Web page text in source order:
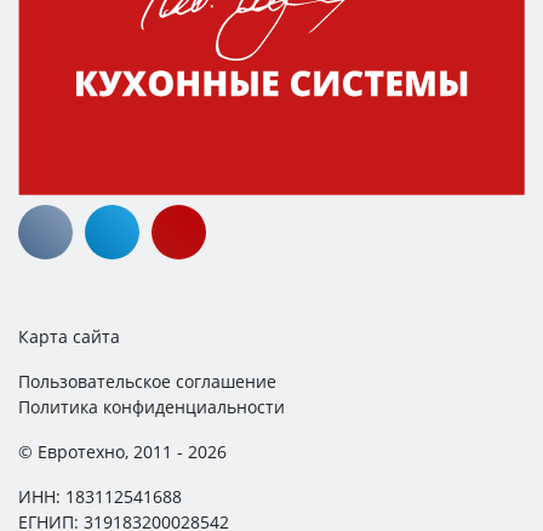
Карта сайта
Пользовательское соглашение
Политика конфиденциальности
© Евротехно, 2011 - 2026
ИНН: 183112541688
ЕГНИП: 319183200028542